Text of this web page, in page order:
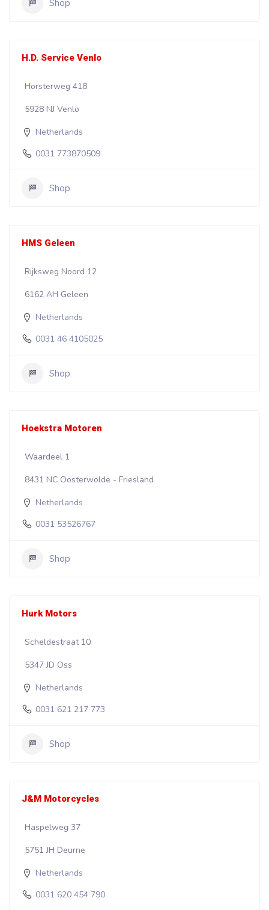
Shop
H.D. Service Venlo
Horsterweg 418
5928 NJ Venlo
Netherlands
0031 773870509
Shop
HMS Geleen
Rijksweg Noord 12
6162 AH Geleen
Netherlands
0031 46 4105025
Shop
Hoekstra Motoren
Waardeel 1
8431 NC Oosterwolde - Friesland
Netherlands
0031 53526767
Shop
Hurk Motors
Scheldestraat 10
5347 JD Oss
Netherlands
0031 621 217 773
Shop
J&M Motorcycles
Haspelweg 37
5751 JH Deurne
Netherlands
0031 620 454 790